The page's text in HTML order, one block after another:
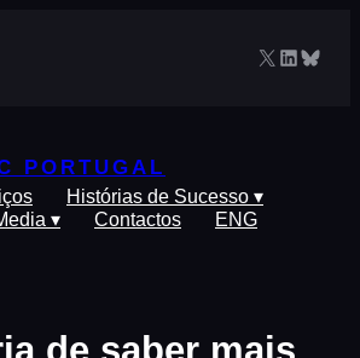
X LinkedIn
PORTUGAL
Histórias de Sucesso ▾
▾ Contactos ENG